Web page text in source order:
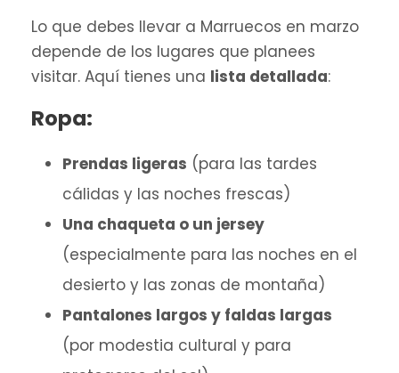
Lo que debes llevar a Marruecos en marzo
depende de los lugares que planees
visitar. Aquí tienes una lista detallada:
Ropa:
Prendas ligeras (para las tardes
cálidas y las noches frescas)
Una chaqueta o un jersey
(especialmente para las noches en el
desierto y las zonas de montaña)
Pantalones largos y faldas largas
(por modestia cultural y para